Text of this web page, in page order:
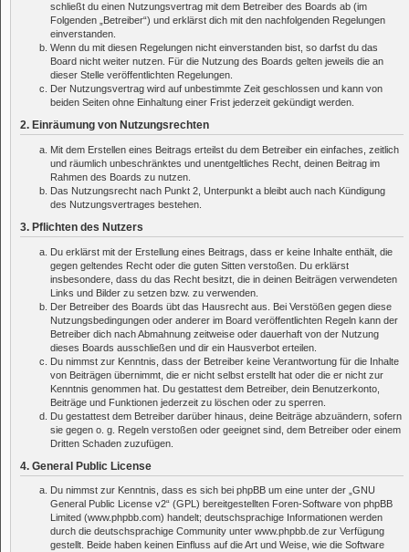
schließt du einen Nutzungsvertrag mit dem Betreiber des Boards ab (im
Folgenden „Betreiber“) und erklärst dich mit den nachfolgenden Regelungen
einverstanden.
Wenn du mit diesen Regelungen nicht einverstanden bist, so darfst du das
Board nicht weiter nutzen. Für die Nutzung des Boards gelten jeweils die an
dieser Stelle veröffentlichten Regelungen.
Der Nutzungsvertrag wird auf unbestimmte Zeit geschlossen und kann von
beiden Seiten ohne Einhaltung einer Frist jederzeit gekündigt werden.
2. Einräumung von Nutzungsrechten
Mit dem Erstellen eines Beitrags erteilst du dem Betreiber ein einfaches, zeitlich
und räumlich unbeschränktes und unentgeltliches Recht, deinen Beitrag im
Rahmen des Boards zu nutzen.
Das Nutzungsrecht nach Punkt 2, Unterpunkt a bleibt auch nach Kündigung
des Nutzungsvertrages bestehen.
3. Pflichten des Nutzers
Du erklärst mit der Erstellung eines Beitrags, dass er keine Inhalte enthält, die
gegen geltendes Recht oder die guten Sitten verstoßen. Du erklärst
insbesondere, dass du das Recht besitzt, die in deinen Beiträgen verwendeten
Links und Bilder zu setzen bzw. zu verwenden.
Der Betreiber des Boards übt das Hausrecht aus. Bei Verstößen gegen diese
Nutzungsbedingungen oder anderer im Board veröffentlichten Regeln kann der
Betreiber dich nach Abmahnung zeitweise oder dauerhaft von der Nutzung
dieses Boards ausschließen und dir ein Hausverbot erteilen.
Du nimmst zur Kenntnis, dass der Betreiber keine Verantwortung für die Inhalte
von Beiträgen übernimmt, die er nicht selbst erstellt hat oder die er nicht zur
Kenntnis genommen hat. Du gestattest dem Betreiber, dein Benutzerkonto,
Beiträge und Funktionen jederzeit zu löschen oder zu sperren.
Du gestattest dem Betreiber darüber hinaus, deine Beiträge abzuändern, sofern
sie gegen o. g. Regeln verstoßen oder geeignet sind, dem Betreiber oder einem
Dritten Schaden zuzufügen.
4. General Public License
Du nimmst zur Kenntnis, dass es sich bei phpBB um eine unter der „ GNU
General Public License v2“ (GPL) bereitgestellten Foren-Software von phpBB
Limited (www.phpbb.com) handelt; deutschsprachige Informationen werden
durch die deutschsprachige Community unter www.phpbb.de zur Verfügung
gestellt. Beide haben keinen Einfluss auf die Art und Weise, wie die Software